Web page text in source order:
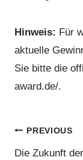
Hinweis: Für
aktuelle
Sie bitte die
award.de/.
PREVIOUS
Die Zukunft